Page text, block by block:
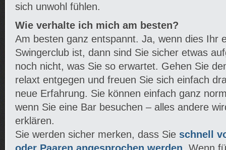
sich unwohl fühlen.
Wie verhalte ich mich am besten?
Am besten ganz entspannt. Ja, wenn dies Ihr
Swingerclub ist, dann sind Sie sicher etwas
noch nicht, was Sie so erwartet. Gehen Sie
relaxt entgegen und freuen Sie sich einfach
neue Erfahrung. Sie können einfach ganz
wenn Sie eine Bar besuchen – alles andere
erklären.
Sie werden sicher merken, dass Sie schnell